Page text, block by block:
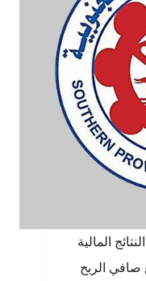
المالية
في 31/3/2011م : 1-بلغ صافي الربح